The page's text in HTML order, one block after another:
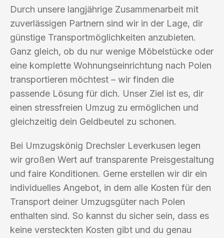
Durch unsere langjährige Zusammenarbeit mit
zuverlässigen Partnern sind wir in der Lage, dir
günstige Transportmöglichkeiten anzubieten.
Ganz gleich, ob du nur wenige Möbelstücke oder
eine komplette Wohnungseinrichtung nach Polen
transportieren möchtest – wir finden die
passende Lösung für dich. Unser Ziel ist es, dir
einen stressfreien Umzug zu ermöglichen und
gleichzeitig dein Geldbeutel zu schonen.
Bei Umzugskönig Drechsler Leverkusen legen
wir großen Wert auf transparente Preisgestaltung
und faire Konditionen. Gerne erstellen wir dir ein
individuelles Angebot, in dem alle Kosten für den
Transport deiner Umzugsgüter nach Polen
enthalten sind. So kannst du sicher sein, dass es
keine versteckten Kosten gibt und du genau